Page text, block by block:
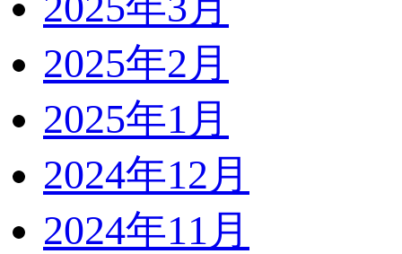
2025年2月
2025年1月
2024年12月
2024年11月